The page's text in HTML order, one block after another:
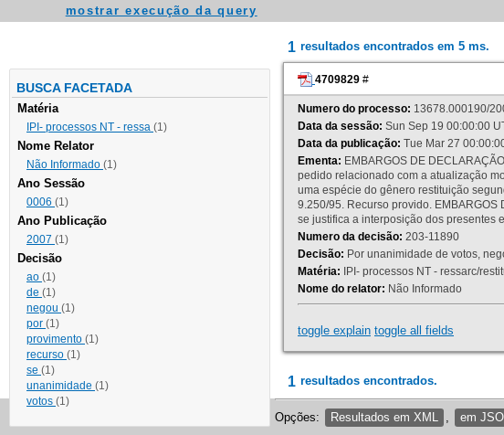
mostrar execução da query
BUSCA FACETADA
Matéria
IPI- processos NT - ressa (1)
Nome Relator
Não Informado (1)
Ano Sessão
0006 (1)
Ano Publicação
2007 (1)
Decisão
ao (1)
de (1)
negou (1)
por (1)
provimento (1)
recurso (1)
se (1)
unanimidade (1)
votos (1)
1 resultados encontrados em 5 ms.
4709829 #
Numero do processo: 13678.000190/
Data da sessão: Sun Sep 19 00:00:00
Data da publicação: Tue Mar 27
Ementa: EMBARGOS DE
pedido relacionado com a atualização
uma espécie do gênero restituição
9.250/95. Recurso provido.
se justifica a interposição dos presentes
Numero da decisão: 203-11890
Decisão: Por unanimidade de votos,
Matéria: IPI- processos NT - ressarc/
Nome do relator: Não Informado
toggle explain toggle all fields
1 resultados encontrados.
Opções: Resultados em XML em